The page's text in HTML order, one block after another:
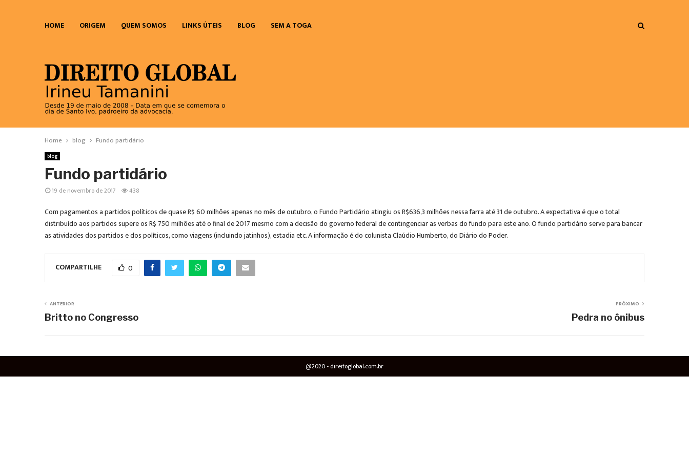
HOME ORIGEM QUEM SOMOS LINKS ÚTEIS BLOG SEM A TOGA
Home blog Fundo partidário
blog
Fundo partidário
19 de novembro de 2017 438
Com pagamentos a partidos políticos de quase R$ 60 milhões apenas no mês de outubro, o Fundo Partidário atingiu os R$636,3 milhões nessa farra até 31 de outubro. A expectativa é que o total
distribuído aos partidos supere os R$ 750 milhões até o final de 2017 mesmo com a decisão do governo federal de contingenciar as verbas do fundo para este ano. O fundo partidário serve para bancar
as atividades dos partidos e dos políticos, como viagens (incluindo jatinhos), estadia etc. A informação é do colunista Claúdio Humberto, do Diário do Poder.
COMPARTILHE 0
ANTERIOR
Britto no Congresso
PRÓXIMO
Pedra no ônibus
@2020 - direitoglobal.com.br